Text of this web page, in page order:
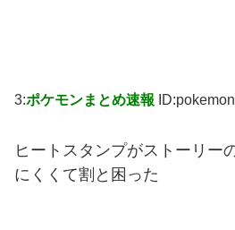
3:ポケモンまとめ速報 ID:pokemon
ヒートスタンプがストーリー
にくくて割と困った